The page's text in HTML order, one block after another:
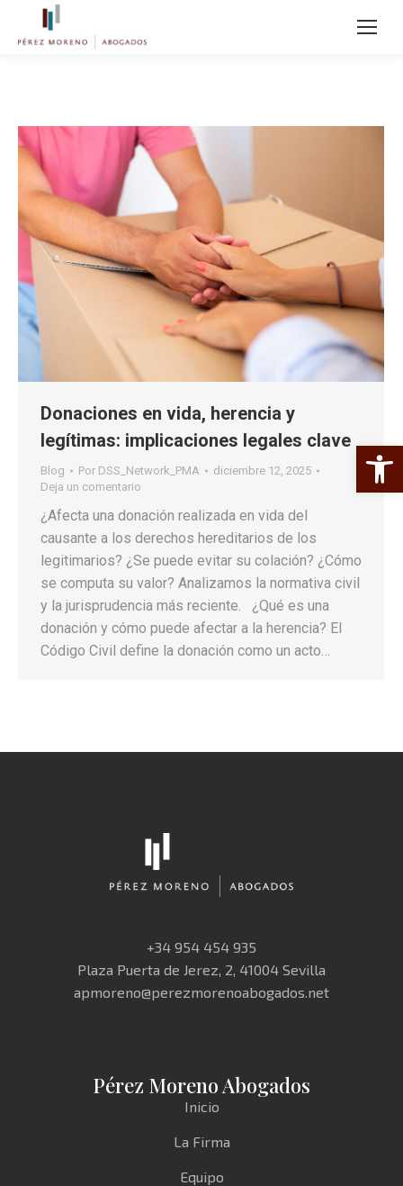
Abrir
Donaciones en vida, herencia y
legítimas: implicaciones legales clave
Blog Por DSS_Network_PMA
diciembre 12, 2025
Deja un comentario
¿Afecta una donación realizada en vida del
causante a los derechos hereditarios de los
legitimarios? ¿Se puede evitar su colación? ¿Cómo
se computa su valor? Analizamos la normativa civil
y la jurisprudencia más reciente. ¿Qué es una
donación y cómo puede afectar a la herencia? El
Código Civil define la donación como un acto…
+34 954 454 935
Plaza Puerta de Jerez, 2, 41004 Sevilla
apmoreno@perezmorenoabogados.net
Pérez Moreno Abogados
Inicio
La Firma
Equipo